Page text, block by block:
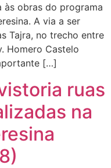
às obras do programa
A via a ser
Tajra, no trecho entre
Homero Castelo
[…]
ruas
na